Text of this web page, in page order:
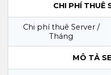
CHI PHÍ THUÊ
Chi phí thuê Server /
Tháng
MÔ TẢ